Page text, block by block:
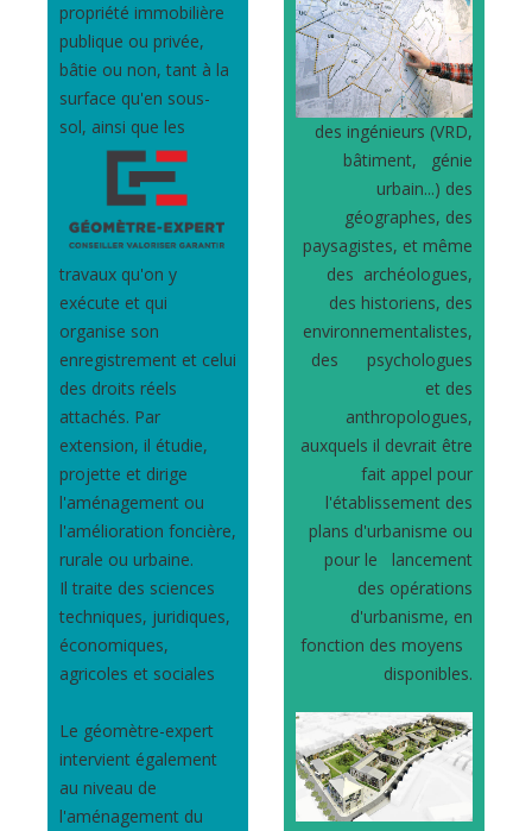
propriété immobilière
publique ou privée,
bâtie ou non, tant à la
surface qu'en sous-
sol, ainsi que les
travaux qu'on y
exécute et qui
organise son
enregistrement et celui
des droits réels
attachés. Par
extension, il étudie,
projette et dirige
l'aménagement ou
l'amélioration foncière,
rurale ou urbaine.
Il traite des sciences
techniques, juridiques,
économiques,
agricoles et sociales
Le géomètre-expert
intervient également
au niveau de
l'aménagement du
des ingénieurs (VRD,
bâtiment, génie
urbain...) des
géographes, des
paysagistes, et même
des archéologues,
des historiens, des
environnementalistes,
des psychologues
et des
anthropologues,
auxquels il devrait être
fait appel pour
l'établissement des
plans d'urbanisme ou
pour le lancement
des opérations
d'urbanisme, en
fonction des moyens
disponibles.